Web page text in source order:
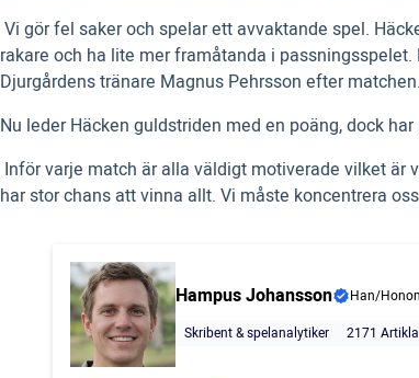
 Vi gör fel saker och spelar ett avvaktande spel.
rakare och ha lite mer framåtanda i
Djurgårdens tränare Magnus Pehrsson efter matchen.
Nu leder Häcken guldstriden med en poäng, dock
 Inför varje match är alla väldigt motiverade vilket
har stor chans att vinna allt. Vi måste koncentrera
Hampus Johansson
Han/
Skribent & spelanalytiker
2171